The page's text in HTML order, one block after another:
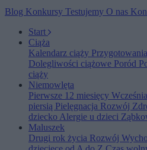
Blog Konkursy Testujemy O nas
Start
Ciąża
Kalendarz ciąży
Dolegliwości ciążowe Poród
ciąży
Niemowlęta
Pierwsze 12 miesięcy
piersią Pielęgnacja Rozwój
dziecko Alergie u dzieci
Maluszek
Drugi rok życia Rozwój